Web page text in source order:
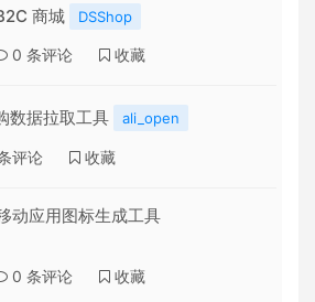
商城 DSShop
0 条评论 收藏
数据拉取工具 ali_open
评论 收藏
应用图标生成工具
0 条评论 收藏